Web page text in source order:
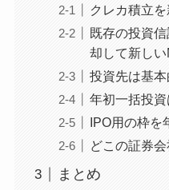
クレカ積立
既存の投資
却して新し
投資先は基
年初一括投
IPO用の枠を
どこの証券
まとめ